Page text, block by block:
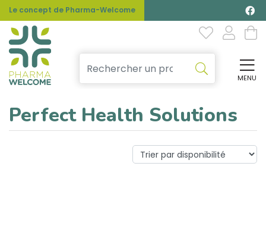
Le concept de Pharma-Welcome
MENU
Perfect Health Solutions